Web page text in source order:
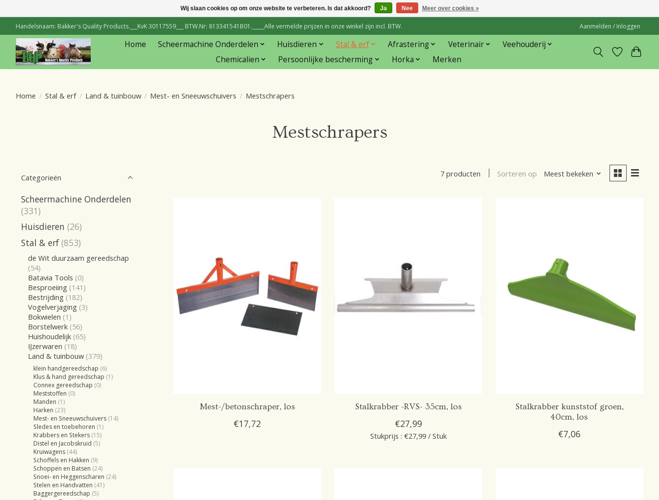
Handelsnaam: Bakker's Quality Products.___KvK 30117559___ BTW.Nr: 813341541B01._____Alle vermelde prijzen in onze winkel zijn incl. BTW. Aanmelden / Inloggen
Home Scheermachine Onderdelen Huisdieren Stal & erf Afrastering Veterinair
Veehouderij
Chemicalien
Persoonlijke bescherming Horka Merken
Home / Stal & erf / Land & tuinbouw / Mest- en Sneeuwschuivers / Mestschrapers
Mestschrapers
Categorieën
Scheermachine Onderdelen
(331)
Huisdieren (26)
Stal & erf (853)
de Wit duurzaam gereedschap
(54)
Batavia Tools (0)
Besproeiing (141)
Bestrijding (182)
Vogelverjaging (3)
Bokwielen (1)
Borstelwerk (56)
Huishoudelijk (65)
IJzerwaren (18)
Land & tuinbouw (379)
klein handgereedschap (6)
Klus & hand gereedschap (1)
Connex gereedschap (0)
Meststoffen (0)
Manden (1)
Harken (23)
Mest- en Sneeuwschuivers (14)
Sledes en toebehoren (1)
Krabbers en Stekers (15)
Distel en Jacobskruid (5)
Kruiwagens (44)
Schoffels en Hakken (9)
Schoppen en Batsen (24)
Snoei- en Heggenscharen (24)
Stelen en Handvatten (41)
Baggergereedschap (5)
7 producten Sorteren op Meest bekeken
Mest-/betonschraper, los
€17,72
Stalkrabber -RVS- 35cm, los
€27,99
Stukprijs : €27,99 / Stuk
Stalkrabber kunststof groen,
40cm, los
€7,06
Wij slaan cookies op om onze website te verbeteren. Is dat akkoord? Ja Nee Meer over cookies »